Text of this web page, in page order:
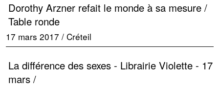
Dorothy Arzner refait le monde à sa mesure /
Table ronde
17 mars 2017 / Créteil
La différence des sexes - Librairie Violette - 17
mars /